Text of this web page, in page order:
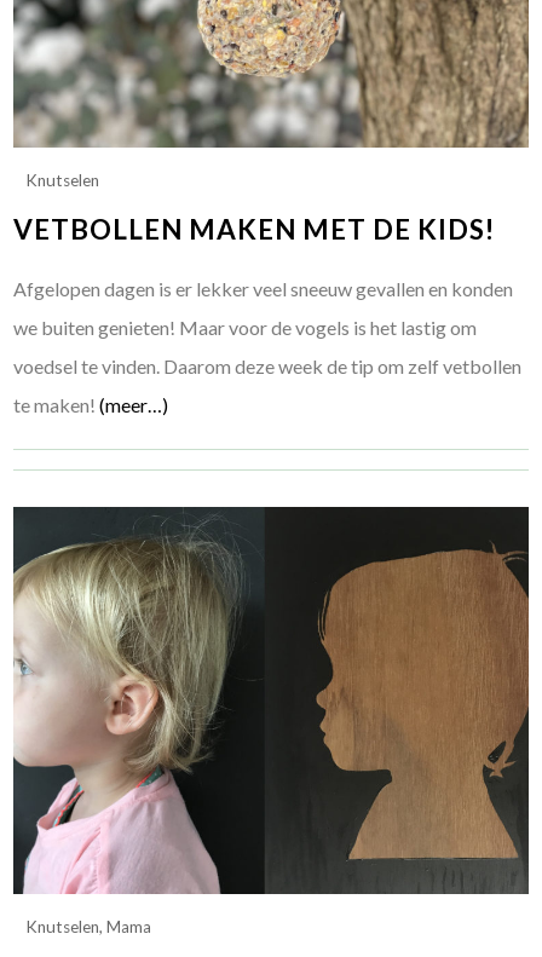
Knutselen
VETBOLLEN MAKEN MET DE KIDS!
Afgelopen dagen is er lekker veel sneeuw gevallen en konden
we buiten genieten! Maar voor de vogels is het lastig om
voedsel te vinden. Daarom deze week de tip om zelf vetbollen
te maken!(meer…)
Knutselen,Mama